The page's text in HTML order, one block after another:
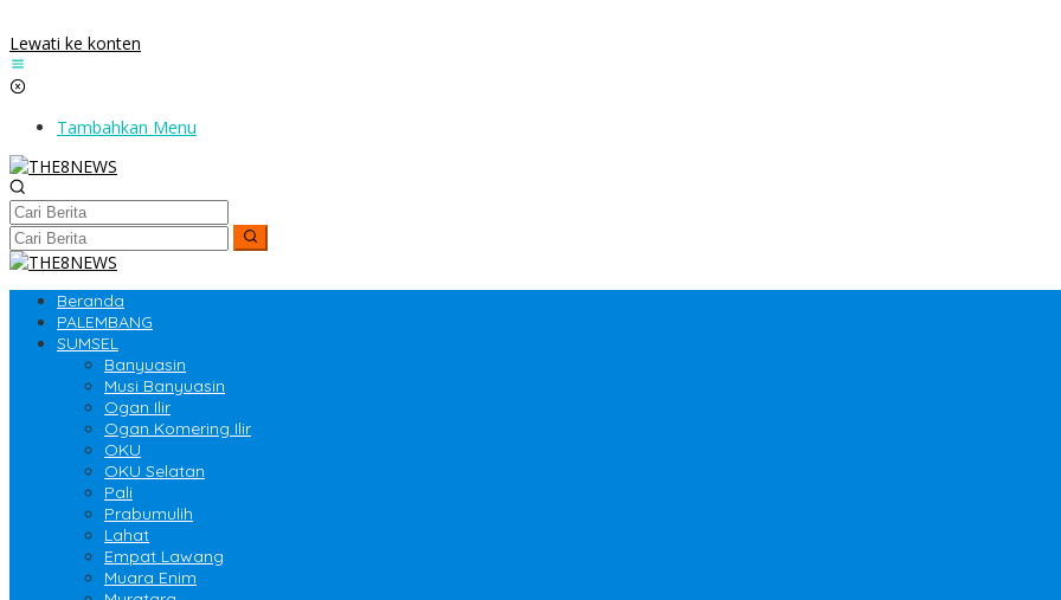
Lewati ke konten
Tambahkan Menu
Beranda
PALEMBANG
SUMSEL
Banyuasin
Musi Banyuasin
Ogan Ilir
Ogan Komering Ilir
OKU
OKU Selatan
Pali
Prabumulih
Lahat
Empat Lawang
Muara Enim